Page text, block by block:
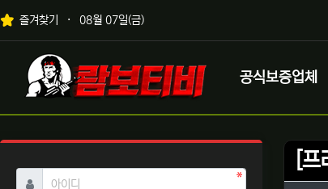
상단 네비
즐겨찾기 08월 07일(금)
메인 메뉴
로고
공식보증업체
[
아이디 필수